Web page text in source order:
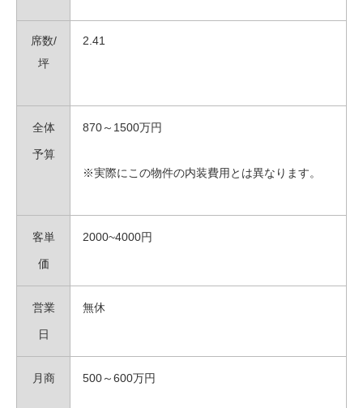
席数/
坪
2.41
全体
予算
870～1500万円
※実際にこの物件の内装費用とは異なります。
客単
価
2000~4000円
営業
日
無休
月商 500～600万円